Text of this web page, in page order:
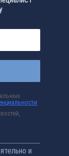
и